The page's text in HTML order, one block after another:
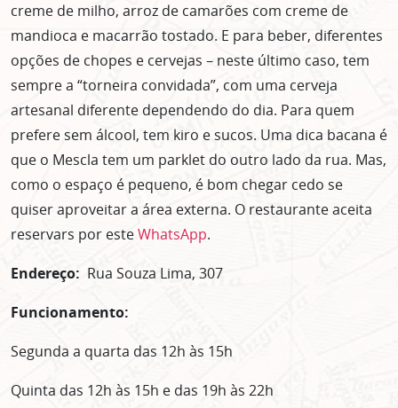
creme de milho, arroz de camarões com creme de
mandioca e macarrão tostado. E para beber, diferentes
opções de chopes e cervejas – neste último caso, tem
sempre a “torneira convidada”, com uma cerveja
artesanal diferente dependendo do dia. Para quem
prefere sem álcool, tem kiro e sucos. Uma dica bacana é
que o Mescla tem um parklet do outro lado da rua. Mas,
como o espaço é pequeno, é bom chegar cedo se
quiser aproveitar a área externa. O restaurante aceita
reservars por esteWhatsApp.
Endereço: Rua Souza Lima, 307
Funcionamento:
Segunda a quarta das 12h às 15h
Quinta das 12h às 15h e das 19h às 22h